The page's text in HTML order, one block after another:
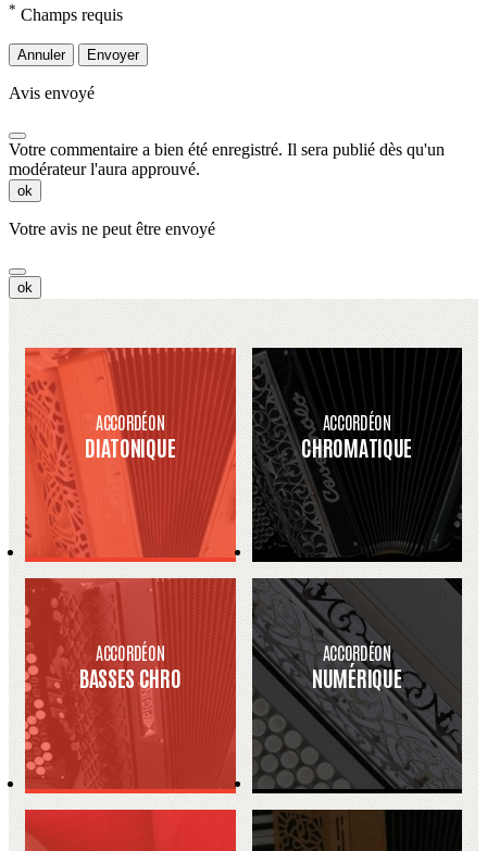
* Champs requis
Annuler Envoyer
Avis envoyé
Votre commentaire a bien été enregistré. Il sera publié dès qu'un
modérateur l'aura approuvé.
ok
Votre avis ne peut être envoyé
ok
ACCORDÉON
DIATONIQUE
ACCORDÉON
CHROMATIQUE
ACCORDÉON
BASSES CHRO
ACCORDÉON
NUMÉRIQUE